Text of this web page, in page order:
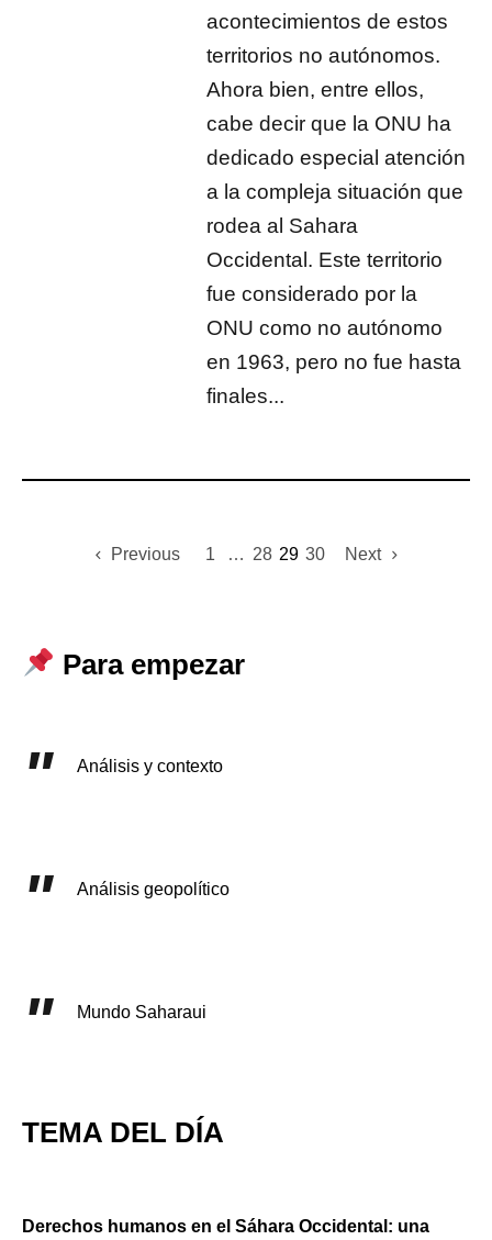
acontecimientos de estos
territorios no autónomos.
Ahora bien, entre ellos,
cabe decir que la ONU ha
dedicado especial atención
a la compleja situación que
rodea al Sahara
Occidental. Este territorio
fue considerado por la
ONU como no autónomo
en 1963, pero no fue hasta
finales...
Previous 1 … 28 29 30 Next
Para empezar
Análisis y contexto
Análisis geopolítico
Mundo Saharaui
TEMA DEL DÍA
Derechos humanos en el Sáhara Occidental: una